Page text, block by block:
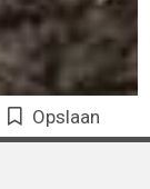
Opslaan